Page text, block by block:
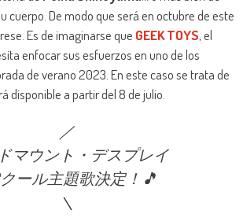
cuerpo. De modo que será en octubre de este
Es de imaginarse que GEEK TOYS, el
enfocar sus esfuerzos en uno de los
de verano 2023. En este caso se trata de
disponible a partir del 8 de julio.
／
マウント・デスプレイ
ール主題歌決定！🎵
＼